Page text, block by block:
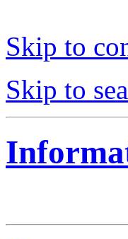
Skip to
Skip to